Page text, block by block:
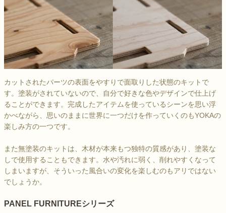
カットされたパーツの表面をやすりで面取りした状態のキットで
す。塗装がされていないので、自分で好きな色やデザインで仕上げ
ることができます。完成したアイテムを使っているシーンを思い浮
かべながら、思いのままに世界に一つだけを作っていくのもYOKAの
楽しみ方の一つです。
また無塗装のキットは、木材が本来もつ独特の質感があり、塗装な
しで使用することもできます。水や汚れに弱く、削れやすくなって
しまいますが、そういった風合いの変化を楽しむのもアリではない
でしょうか。
PANEL FURNITUREシリーズ